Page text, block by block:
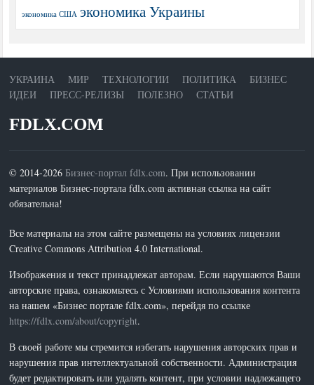
экономика США экономика Украины
УКРАИНА МИР ТЕХНОЛОГИИ ПОЛИТИКА
БИЗНЕС
ИДЕИ
ПРЕСС-РЕЛИЗЫ ПОЛЕЗНО СТАТЬИ
FDLX.COM
© 2014-2026 Бизнес-портал fdlx.com. При использовании
материалов Бизнес-портала fdlx.com активная ссылка на сайт
обязательна!
Все материалы на этом сайте размещены на условиях лицензии
Creative Commons Attribution 4.0 International.
Изображения и текст принадлежат авторам. Если нарушаются Ваши
авторские права, ознакомьтесь с Условиями использования контента
на нашем «Бизнес портале fdlx.com», перейдя по ссылке
https://fdlx.com/about/copyright.
В своей работе мы стремится избегать нарушения авторских прав и
нарушения прав интеллектуальной собственности. Администрация
будет редактировать или удалять контент, при условии надлежащего